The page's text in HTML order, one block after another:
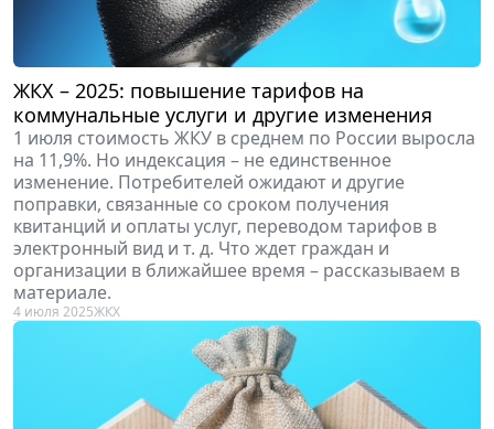
ЖКХ – 2025: повышение тарифов на
коммунальные услуги и другие изменения
1 июля стоимость ЖКУ в среднем по России выросла
на 11,9%. Но индексация – не единственное
изменение. Потребителей ожидают и другие
поправки, связанные со сроком получения
квитанций и оплаты услуг, переводом тарифов в
электронный вид и т. д. Что ждет граждан и
организации в ближайшее время – рассказываем в
материале.
4 июля 2025ЖКХ